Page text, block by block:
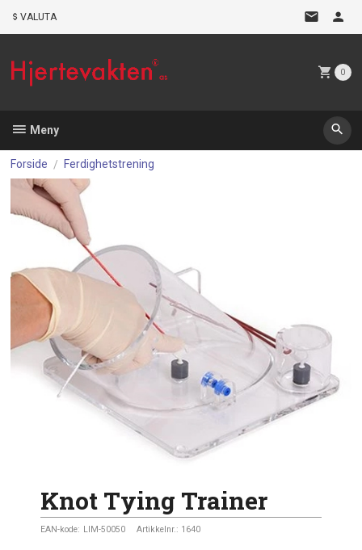
VALUTA
0
Meny
Forside Ferdighetstrening
Knot Tying Trainer
EAN-kode: LIM-50050 Artikkelnr.: 1640